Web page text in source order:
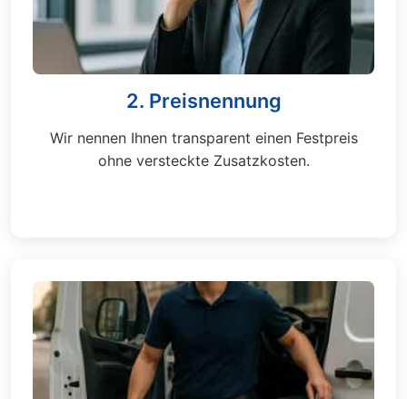
2. Preisnennung
Wir nennen Ihnen transparent einen Festpreis
ohne versteckte Zusatzkosten.